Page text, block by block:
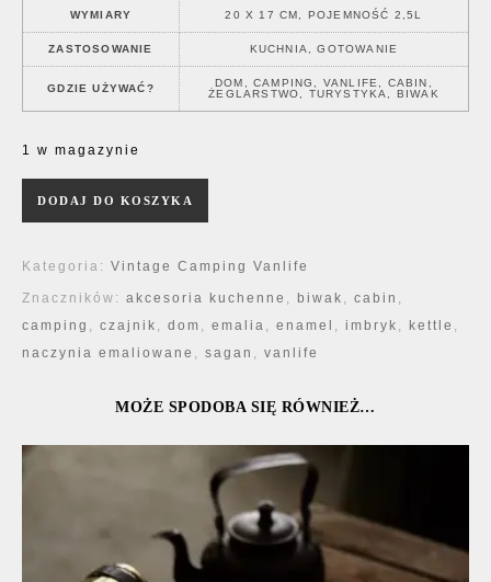
WYMIARY 20 X 17 CM, POJEMNOŚĆ 2,5L
ZASTOSOWANIE KUCHNIA, GOTOWANIE
GDZIE UŻYWAĆ?
DOM, CAMPING, VANLIFE, CABIN,
ŻEGLARSTWO, TURYSTYKA, BIWAK
1 w magazynie
DODAJ DO KOSZYKA
Kategoria: Vintage Camping Vanlife
Znaczników: akcesoria kuchenne , biwak , cabin ,
camping , czajnik , dom , emalia , enamel , imbryk , kettle ,
naczynia emaliowane , sagan , vanlife
MOŻE SPODOBA SIĘ RÓWNIEŻ…